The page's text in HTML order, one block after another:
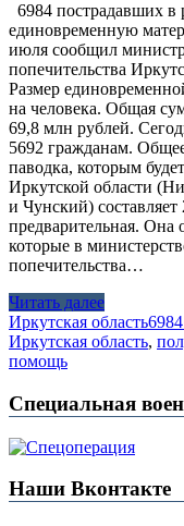
6984 пострадавших в
единовременную
июля сообщил
попечительства
Размер
на человека. Общая
69,8 млн рублей.
5692 гражданам.
паводка, которым
Иркутской области
и Чунский)
предварительная. Она
которые в
попечительства…
Читать далее
Иркутская область
Иркутская область,
помощь
Специальная
Наши Вконтакте